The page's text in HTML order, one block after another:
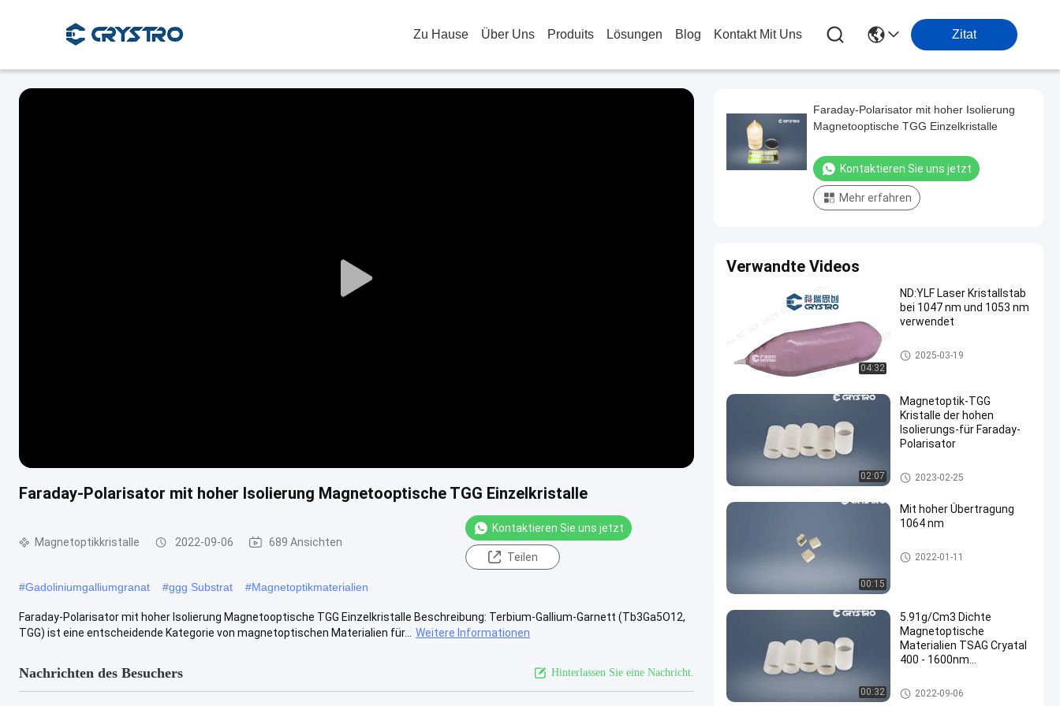
Zu Hause Über Uns Produits Lösungen Blog Kontakt Mit Uns Zitat
Play
Faraday-Polarisator mit hoher Isolierung Magnetooptische TGG Einzelkristalle
Magnetoptikkristalle 2022-09-06 689 Ansichten
Kontaktieren Sie uns jetzt
Teilen
#Gadoliniumgalliumgranat #ggg Substrat #Magnetoptikmaterialien
Faraday-Polarisator mit hoher Isolierung Magnetooptische TGG Einzelkristalle Beschreibung: Terbium-Gallium-Garnett (Tb3Ga5O12,
TGG) ist eine entscheidende Kategorie von magnetoptischen Materialien für...
Weitere Informationen
Nachrichten des Besuchers Hinterlassen Sie eine Nachricht.
Faraday-Polarisator mit hoher Isolierung
Magnetooptische TGG Einzelkristalle
Kontaktieren Sie uns jetzt
Mehr erfahren
Verwandte Videos
04:32
ND:YLF Laser Kristallstab
bei 1047 nm und 1053 nm
verwendet
Laserkristalle
2025-03-19
02:07
Magnetoptik-TGG
Kristalle der hohen
Isolierungs-für Faraday-
Polarisator
Magnetoptikkristalle
2023-02-25
00:15
Mit hoher Übertragung
1064 nm
Magnetoptikkristalle
2022-01-11
00:32
5.91g/Cm3 Dichte
Magnetoptische
Materialien TSAG Cryatal
400 - 1600nm
Magnetoptikkristalle
2022-09-06